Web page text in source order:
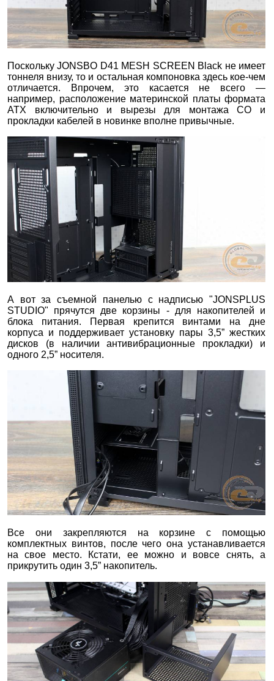
Поскольку JONSBO D41 MESH SCREEN Black не имеет
тоннеля внизу, то и остальная компоновка здесь кое-чем
отличается. Впрочем, это касается не всего —
например, расположение материнской платы формата
ATX включительно и вырезы для монтажа СО и
прокладки кабелей в новинке вполне привычные.
А вот за съемной панелью с надписью "JONSPLUS
STUDIO" прячутся две корзины - для накопителей и
блока питания. Первая крепится винтами на дне
корпуса и поддерживает установку пары 3,5” жестких
дисков (в наличии антивибрационные прокладки) и
одного 2,5” носителя.
Все они закрепляются на корзине с помощью
комплектных винтов, после чего она устанавливается
на свое место. Кстати, ее можно и вовсе снять, а
прикрутить один 3,5” накопитель.